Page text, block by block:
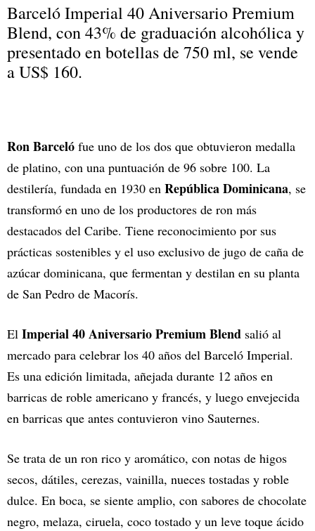
Barceló Imperial 40 Aniversario Premium
Blend, con 43% de graduación alcohólica y
presentado en botellas de 750 ml, se vende
a US$ 160.
Ron Barceló fue uno de los dos que obtuvieron medalla
de platino, con una puntuación de 96 sobre 100. La
destilería, fundada en 1930 en República Dominicana, se
transformó en uno de los productores de ron más
destacados del Caribe. Tiene reconocimiento por sus
prácticas sostenibles y el uso exclusivo de jugo de caña de
azúcar dominicana, que fermentan y destilan en su planta
de San Pedro de Macorís.
El Imperial 40 Aniversario Premium Blend salió al
mercado para celebrar los 40 años del Barceló Imperial.
Es una edición limitada, añejada durante 12 años en
barricas de roble americano y francés, y luego envejecida
en barricas que antes contuvieron vino Sauternes.
Se trata de un ron rico y aromático, con notas de higos
secos, dátiles, cerezas, vainilla, nueces tostadas y roble
dulce. En boca, se siente amplio, con sabores de chocolate
negro, melaza, ciruela, coco tostado y un leve toque ácido